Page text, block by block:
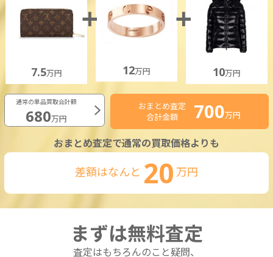
7.5万円 12万円 10万円
通常の単品買取合計額
680万円
おまとめ査定
合計金額
700万円
おまとめ査定で通常の買取価格よりも
差額はなんと 20 万円
まずは無料査定
査定はもちろんのこと疑問、